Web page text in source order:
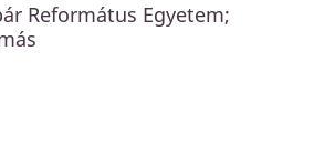
Református Egyetem;